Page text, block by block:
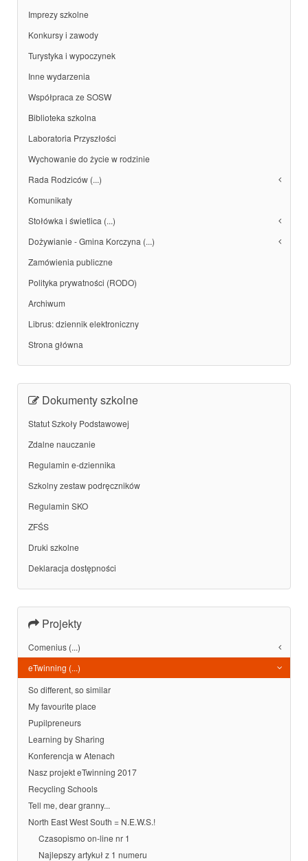
Imprezy szkolne
Konkursy i zawody
Turystyka i wypoczynek
Inne wydarzenia
Współpraca ze SOSW
Biblioteka szkolna
Laboratoria Przyszłości
Wychowanie do życie w rodzinie
Rada Rodziców (...)
Komunikaty
Stołówka i świetlica (...)
Dożywianie - Gmina Korczyna (...)
Zamówienia publiczne
Polityka prywatności (RODO)
Archiwum
Librus: dziennik elektroniczny
Strona główna
Dokumenty szkolne
Statut Szkoły Podstawowej
Zdalne nauczanie
Regulamin e-dziennika
Szkolny zestaw podręczników
Regulamin SKO
ZFŚS
Druki szkolne
Deklaracja dostępności
Projekty
Comenius (...)
eTwinning (...)
So different, so similar
My favourite place
Pupilpreneurs
Learning by Sharing
Konferencja w Atenach
Nasz projekt eTwinning 2017
Recycling Schools
Tell me, dear granny...
North East West South = N.E.W.S.!
Czasopismo on-line nr 1
Najlepszy artykuł z 1 numeru